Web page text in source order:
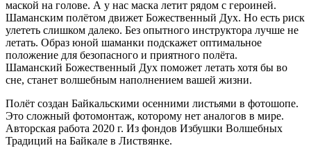
маской на голове. А у нас маска летит рядом с героиней.
Шаманским полётом движет Божественный Дух. Но есть риск
улететь слишком далеко. Без опытного инструктора лучше не
летать. Образ юной шаманки подскажет оптимальное
положение для безопасного и приятного полёта.
Шаманский Божественный Дух поможет летать хотя бы во
сне, станет волшебным наполнением вашей жизни.
Полёт создан Байкальскими осенними листьями в фотошопе.
Это сложный фотомонтаж, которому нет аналогов в мире.
Авторская работа 2020 г. Из фондов Избушки Волшебных
Традиций на Байкале в Листвянке.